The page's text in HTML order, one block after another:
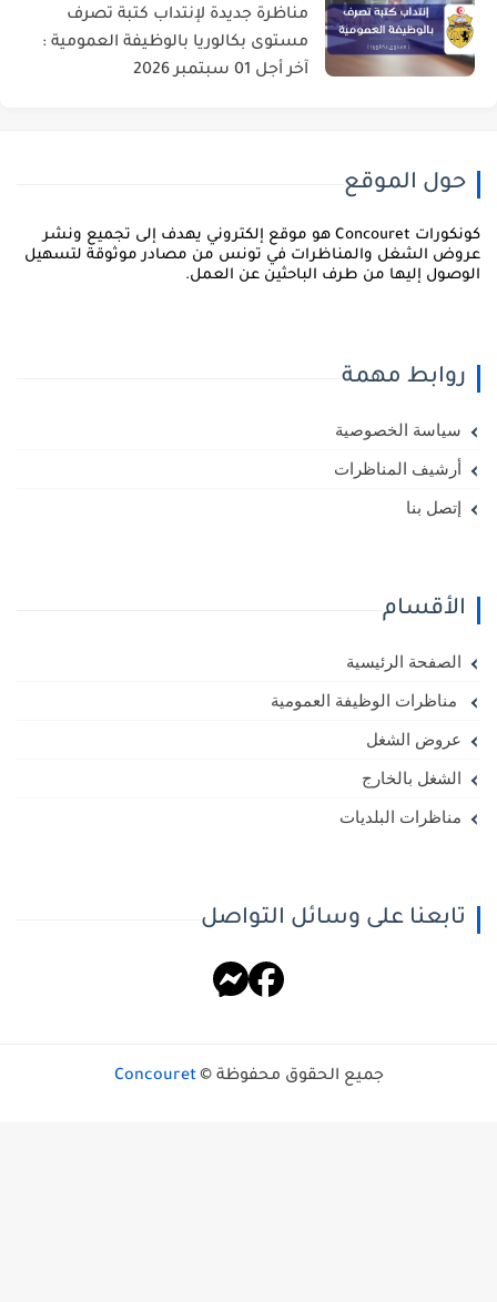
مناظرة جديدة لإنتداب كتبة تصرف
مستوى بكالوريا بالوظيفة العمومية :
آخر أجل 01 سبتمبر 2026
حول الموقع
كونكورات Concouret هو موقع إلكتروني يهدف إلى تجميع ونشر
الشغل والمناظرات في تونس من مصادر موثوقة لتسهيل
إليها من طرف الباحثين عن العمل.
روابط مهمة
سياسة الخصوصية
أرشيف المناظرات
إتصل بنا
الأقسام
الصفحة الرئيسية
مناظرات الوظيفة العمومية
عروض الشغل
الشغل بالخارج
مناظرات البلديات
تابعنا على وسائل التواصل
جميع الحقوق محفوظة © Concouret